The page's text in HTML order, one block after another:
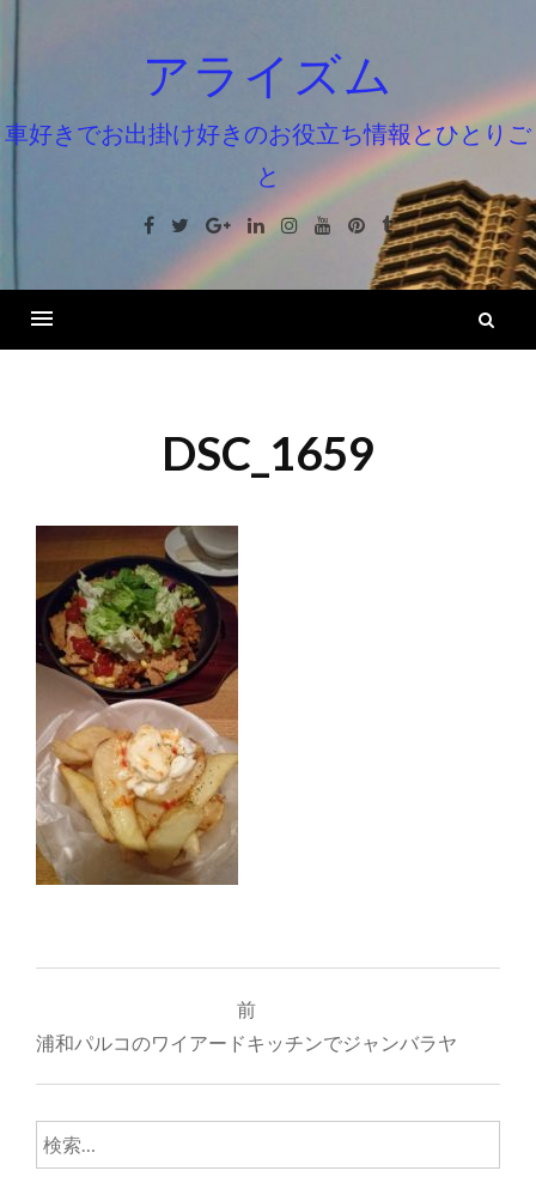
ン
ツ
ッ
アライズム
車好きでお出掛け好きのお役立ち情報とひとりご
と
Facebook
TwitterGoogle+LinkedinInstagramYoutube
Pinterest
Tumblr
DSC_1659
稿
ナ
ビ
ゲ
前
浦和パルコのワイアードキッチンでジャンバラヤ
検
索: